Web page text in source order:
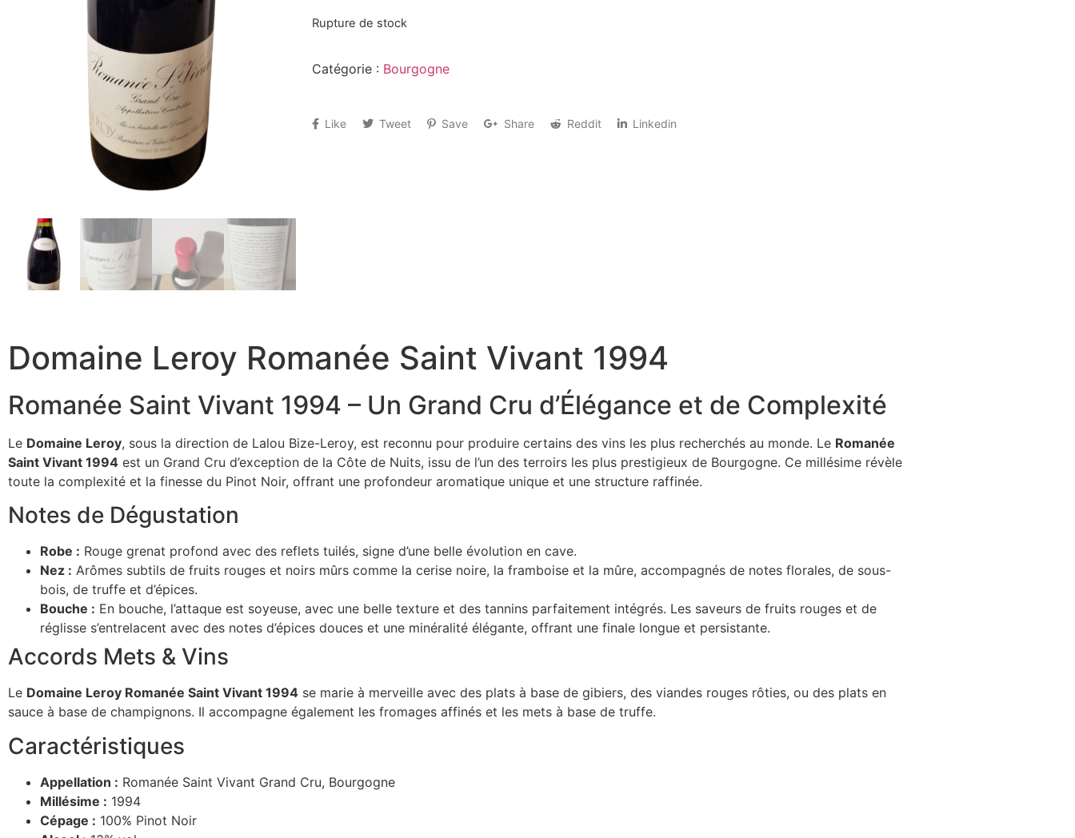
Rupture de stock
Catégorie : Bourgogne
Like Tweet Save Share Reddit Linkedin
Domaine Leroy Romanée Saint Vivant 1994
Romanée Saint Vivant 1994 – Un Grand Cru d’Élégance et de Complexité
Le Domaine Leroy, sous la direction de Lalou Bize-Leroy, est reconnu pour produire certains des vins les plus recherchés au monde. Le Romanée
Saint Vivant 1994 est un Grand Cru d’exception de la Côte de Nuits, issu de l’un des terroirs les plus prestigieux de Bourgogne. Ce millésime révèle
toute la complexité et la finesse du Pinot Noir, offrant une profondeur aromatique unique et une structure raffinée.
Notes de Dégustation
Robe : Rouge grenat profond avec des reflets tuilés, signe d’une belle évolution en cave.
Nez : Arômes subtils de fruits rouges et noirs mûrs comme la cerise noire, la framboise et la mûre, accompagnés de notes florales, de sous-
bois, de truffe et d’épices.
Bouche : En bouche, l’attaque est soyeuse, avec une belle texture et des tannins parfaitement intégrés. Les saveurs de fruits rouges et de
réglisse s’entrelacent avec des notes d’épices douces et une minéralité élégante, offrant une finale longue et persistante.
Accords Mets & Vins
Le Domaine Leroy Romanée Saint Vivant 1994 se marie à merveille avec des plats à base de gibiers, des viandes rouges rôties, ou des plats en
sauce à base de champignons. Il accompagne également les fromages affinés et les mets à base de truffe.
Caractéristiques
Appellation : Romanée Saint Vivant Grand Cru, Bourgogne
Millésime : 1994
Cépage : 100% Pinot Noir